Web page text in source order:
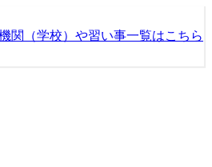
関（学校）や習い事一覧はこちら